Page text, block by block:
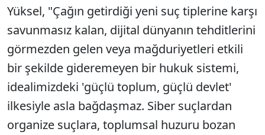
Yüksel, "Çağın getirdiği yeni suç tiplerine karşı
savunmasız kalan, dijital dünyanın tehditlerini
görmezden gelen veya mağduriyetleri etkili
bir şekilde gideremeyen bir hukuk sistemi,
idealimizdeki 'güçlü toplum, güçlü devlet'
ilkesiyle asla bağdaşmaz. Siber suçlardan
organize suçlara, toplumsal huzuru bozan